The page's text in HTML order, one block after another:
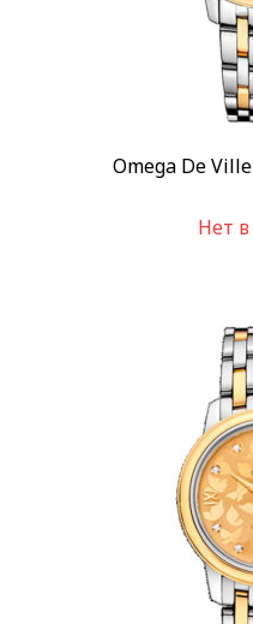
Omega De
Нет